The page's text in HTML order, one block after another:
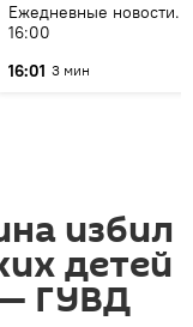
Ежедневные новости.
16:00
16:01 3 мин
избил
детей
ГУВД